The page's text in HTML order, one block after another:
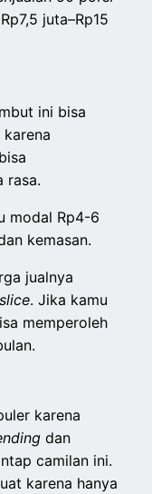
juta–Rp15
ini bisa
rasa.
modal Rp4-6
kemasan.
jualnya
slice. Jika kamu
memperoleh
karena
dan
camilan ini.
karena hanya